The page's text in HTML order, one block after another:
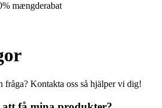
mængderabat
fråga? Kontakta oss så hjälper vi dig!